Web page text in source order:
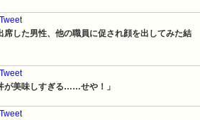
席した男性、他の職員に促され顔を出してみた結
が美味しすぎる……せや！」